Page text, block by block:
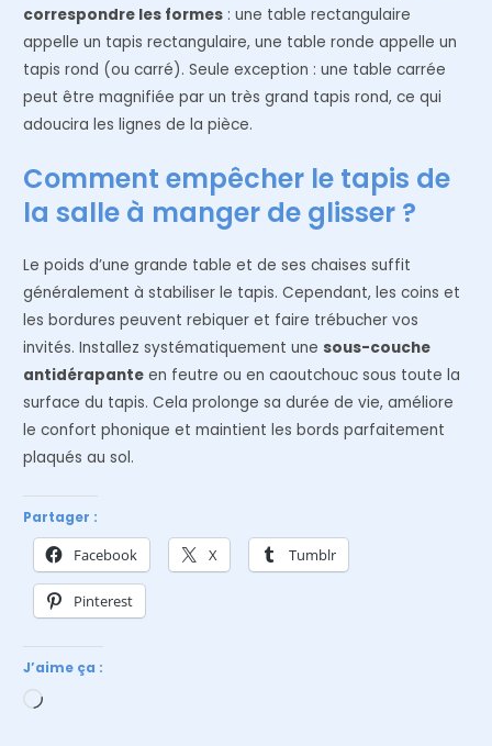
correspondre les formes : une table rectangulaire
appelle un tapis rectangulaire, une table ronde appelle un
tapis rond (ou carré). Seule exception : une table carrée
peut être magnifiée par un très grand tapis rond, ce qui
adoucira les lignes de la pièce.
Comment empêcher le tapis de
la salle à manger de glisser ?
Le poids d’une grande table et de ses chaises suffit
généralement à stabiliser le tapis. Cependant, les coins et
les bordures peuvent rebiquer et faire trébucher vos
invités. Installez systématiquement unesous-couche
antidérapante en feutre ou en caoutchouc sous toute la
surface du tapis. Cela prolonge sa durée de vie, améliore
le confort phonique et maintient les bords parfaitement
plaqués au sol.
Partager :
Facebook X Tumblr
Pinterest
J’aime ça :
Chargement…